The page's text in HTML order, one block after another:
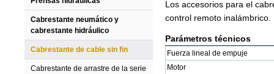
Cabrestante neumático y
cabrestante hidráulico
Cabrestante de cable sin fin
Cabrestante de arrastre de la serie
Los accesorios para el
control remoto inalámbrico.
Parámetros técnicos
Fuerza lineal de empuje
Motor